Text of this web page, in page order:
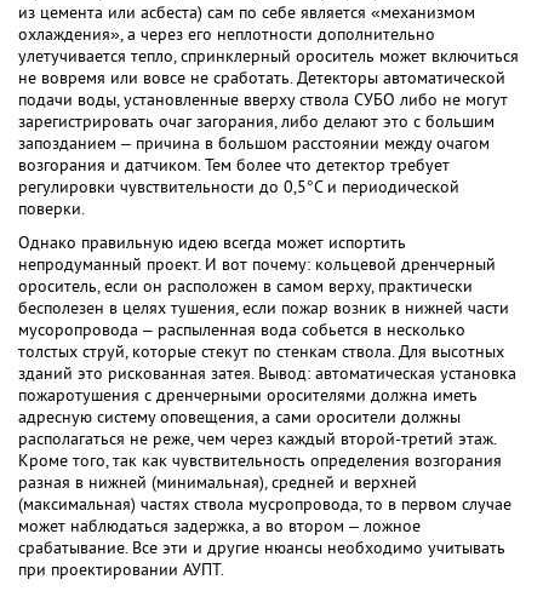
из цемента или асбеста) сам по себе является «механизмом
охлаждения», а через его неплотности дополнительно
улетучивается тепло, спринклерный ороситель может включиться
не вовремя или вовсе не сработать. Детекторы автоматической
подачи воды, установленные вверху ствола СУБО либо не могут
зарегистрировать очаг загорания, либо делают это с большим
запозданием – причина в большом расстоянии между очагом
возгорания и датчиком. Тем более что детектор требует
регулировки чувствительности до 0,5°C и периодической
поверки.
Однако правильную идею всегда может испортить
непродуманный проект. И вот почему: кольцевой дренчерный
ороситель, если он расположен в самом верху, практически
бесполезен в целях тушения, если пожар возник в нижней части
мусоропровода – распыленная вода собьется в несколько
толстых струй, которые стекут по стенкам ствола. Для высотных
зданий это рискованная затея. Вывод: автоматическая установка
пожаротушения с дренчерными оросителями должна иметь
адресную систему оповещения, а сами оросители должны
располагаться не реже, чем через каждый второй-третий этаж.
Кроме того, так как чувствительность определения возгорания
разная в нижней (минимальная), средней и верхней
(максимальная) частях ствола мусропровода, то в первом случае
может наблюдаться задержка, а во втором – ложное
срабатывание. Все эти и другие нюансы необходимо учитывать
при проектировании АУПТ.